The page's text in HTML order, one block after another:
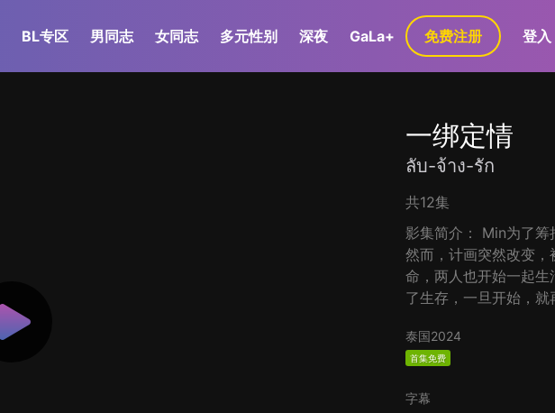
BL专区 男同志 女同志 多元性别 深夜 GaLa+ 免费注册 登入
一绑定情
ลับ-จ้าง-รัก
共12集
影集简介： Min为了筹
然而，计画突然改变
命，两人也开始一起
了生存，一旦开始，
泰国2024
首集免费
字幕